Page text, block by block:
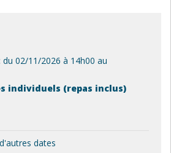
du 02/11/2026 à 14h00 au
individuels (repas inclus)
dates